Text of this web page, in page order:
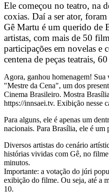
Ele começou no teatro, na
coxias. Daí a ser ator,
Gê Martu é um querido de
artistas, com mais de 50
participações em novelas e
centena de peças teatrais,
Agora, ganhou homenagem! Sua
"Mestre da Cena", um dos
Cinema Brasileiro. Mostra
https://innsaei.tv. Exibição nesse
Para alguns, ele é apenas um
nacionais. Para Brasília, ele é um
Diversos artistas do cenário
histórias vividas com Gê, no
minutos.
Importante: a votação do júri
exibição do filme. Ou seja, até a
10.